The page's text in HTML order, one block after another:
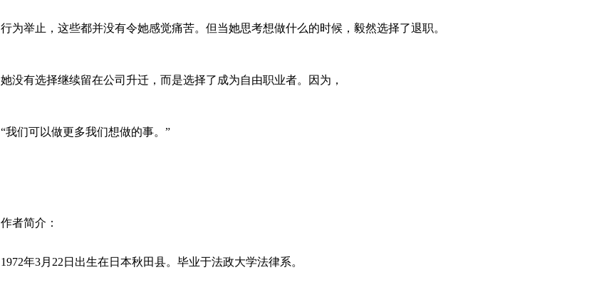
行为举止，这些都并没有令她感觉痛苦。但当她思考想做什么的时候，毅然选择了退职。
她没有选择继续留在公司升迁，而是选择了成为自由职业者。因为，
“我们可以做更多我们想做的事。”
作者简介：
1972年3月 22 日出生在日本秋田县。毕业于法政大学法律系。